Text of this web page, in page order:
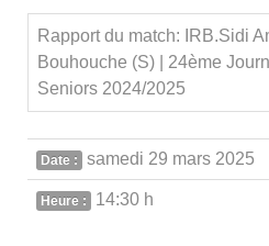
Rapport du match: IRB.Sidi
Bouhouche (S) | 24ème
Seniors 2024/2025
Date : samedi 29 mars 2025
Heure : 14:30 h